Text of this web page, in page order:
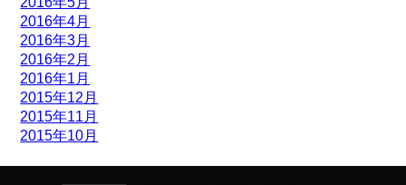
2016年4月
2016年3月
2016年2月
2016年1月
2015年12月
2015年11月
2015年10月